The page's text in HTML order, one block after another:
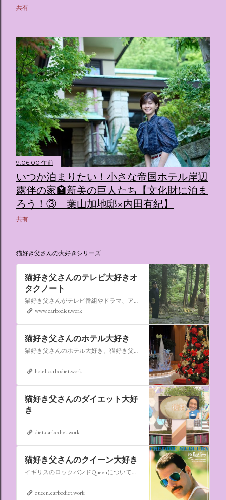
共有
9:06:00 午前
いつか泊まりたい！小さな帝国ホテル岸辺
露伴の家🏩新美の巨人たち【文化財に泊ま
ろう！③ 葉山加地邸×内田有紀】
共有
猫好き父さんの大好きシリーズ
猫好き父さんのテレビ大好きオ
タクノート
猫好き父さんがテレビ番組やドラマ、アニメ、特撮ヒーロー,そしてダイエットについて書いたブログです。
www.carbodiet.work
猫好き父さんのホテル大好き
猫好き父さんのホテル大好き。猫好き父さんが宿泊したホテルの情報を徒然なるままに書いていきます。
hotel.carbodiet.work
猫好き父さんのダイエット大好
き
diet.carbodiet.work
猫好き父さんのクイーン大好き
イギリスのロックバンドQueenについての情報をアップします。
queen.carbodiet.work